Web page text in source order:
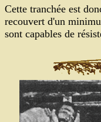
Cette tranchée est
recouvert d'un
sont capables de